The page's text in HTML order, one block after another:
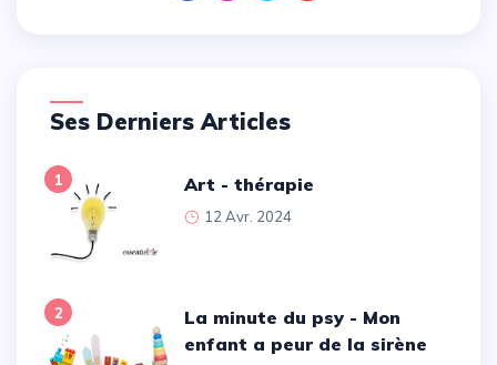
Ses Derniers Articles
1 Art - thérapie
12 Avr. 2024
2
La minute du psy - Mon
enfant a peur de la sirène